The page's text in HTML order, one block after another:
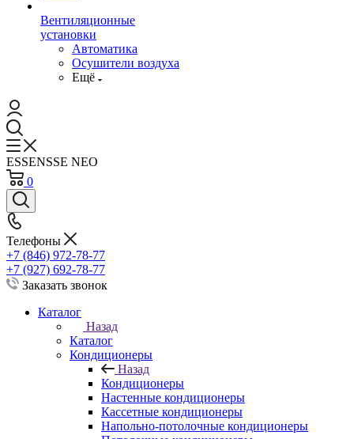
Вентиляционные
установки
Автоматика
Осушители воздуха
Ещё
ESSENSSE NEO
0
Телефоны
+7 (846) 972-78-77
+7 (927) 692-78-77
Заказать звонок
Каталог
Назад
Каталог
Кондиционеры
Назад
Кондиционеры
Настенные кондиционеры
Кассетные кондиционеры
Напольно-потолочные кондиционеры